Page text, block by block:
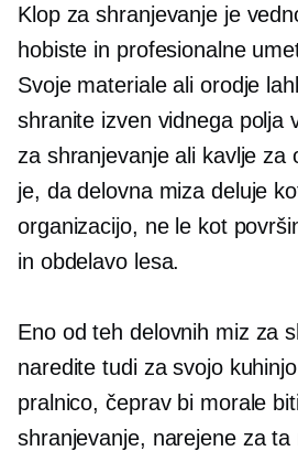
Klop za shranjevanje je
hobiste in profesionalne
Svoje materiale ali orodje
shranite izven vidnega polja
za shranjevanje ali kavlje za
je, da delovna miza deluje
organizacijo, ne le kot
in obdelavo lesa.
Eno od teh delovnih miz za
naredite tudi za svojo
pralnico, čeprav bi morale
shranjevanje, narejene za ta